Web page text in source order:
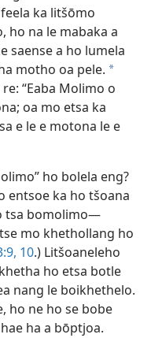
ka litšōmo
ho na le mabaka a
saense a ho lumela
motho oa pele. a
“Eaba Molimo o
oa mo etsa ka
e le e motona le e
ho bolela eng?
entsoe ka ho tšoana
tsa bomolimo—
mo khethollang ho
10.) Litšoaneleho
ho etsa botle
nang le boikhethelo.
ho ne ho se bobe
ha a bōptjoa.